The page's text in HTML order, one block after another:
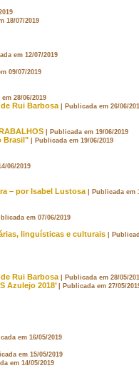
18/07/2019
em 12/07/2019
09/07/2019
em 28/06/2019
Rui Barbosa | Publicada em 26/06/
| Publicada em 19/06/2019
Brasil" | Publicada em 19/06/2019
06/2019
– por Isabel Lustosa | Publicada em
em 07/06/2019
linguísticas e culturais |
Rui Barbosa | Publicada em 28/05/
Azulejo 2018’ | Publicada em 27/05/
em 16/05/2019
em 15/05/2019
em 14/05/2019